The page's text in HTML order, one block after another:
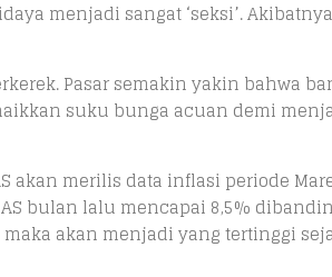
menjadi sangat ‘seksi’.
Pasar semakin yakin bahwa
suku bunga acuan demi
akan merilis data inflasi periode
bulan lalu mencapai 8,5%
akan menjadi yang tertinggi